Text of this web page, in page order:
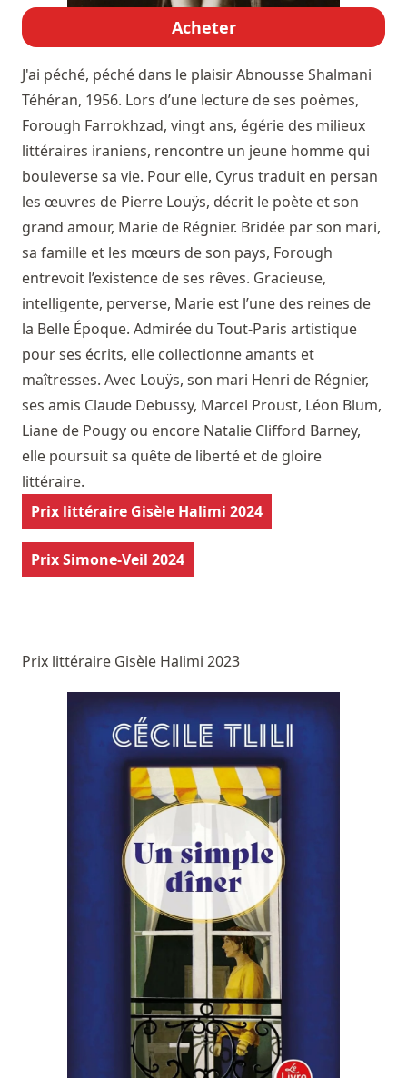
Acheter
J'ai péché, péché dans le plaisirAbnousse Shalmani
Téhéran, 1956. Lors d’une lecture de ses poèmes,
Forough Farrokhzad, vingt ans, égérie des milieux
littéraires iraniens, rencontre un jeune homme qui
bouleverse sa vie. Pour elle, Cyrus traduit en persan
les œuvres de Pierre Louÿs, décrit le poète et son
grand amour, Marie de Régnier. Bridée par son mari,
sa famille et les mœurs de son pays, Forough
entrevoit l’existence de ses rêves. Gracieuse,
intelligente, perverse, Marie est l’une des reines de
la Belle Époque. Admirée du Tout-Paris artistique
pour ses écrits, elle collectionne amants et
maîtresses. Avec Louÿs, son mari Henri de Régnier,
ses amis Claude Debussy, Marcel Proust, Léon Blum,
Liane de Pougy ou encore Natalie Clifford Barney,
elle poursuit sa quête de liberté et de gloire
littéraire.
Prix littéraire Gisèle Halimi 2024
Prix Simone-Veil 2024
Prix littéraire Gisèle Halimi 2023